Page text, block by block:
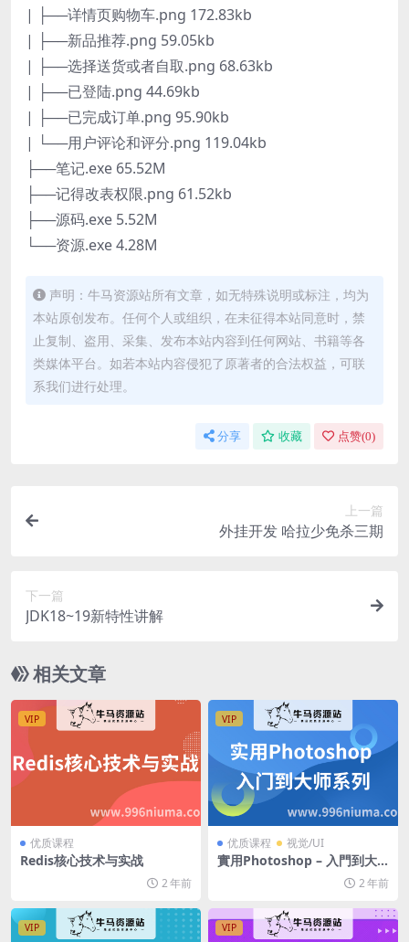
| ├──详情页购物车.png 172.83kb
| ├──新品推荐.png 59.05kb
| ├──选择送货或者自取.png 68.63kb
| ├──已登陆.png 44.69kb
| ├──已完成订单.png 95.90kb
| └──用户评论和评分.png 119.04kb
├──笔记.exe 65.52M
├──记得改表权限.png 61.52kb
├──源码.exe 5.52M
└──资源.exe 4.28M
声明：牛马资源站所有文章，如无特殊说明或标注，均为
本站原创发布。任何个人或组织，在未征得本站同意时，禁
止复制、盗用、采集、发布本站内容到任何网站、书籍等各
类媒体平台。如若本站内容侵犯了原著者的合法权益，可联
系我们进行处理。
分享 收藏 点赞(0)
上一篇
外挂开发 哈拉少免杀三期
下一篇
JDK18~19新特性讲解
相关文章
VIP
优质课程
Redis核心技术与实战
2 年前
VIP
优质课程 视觉/UI
實用Photoshop – 入門到大
2 年前
VIP VIP